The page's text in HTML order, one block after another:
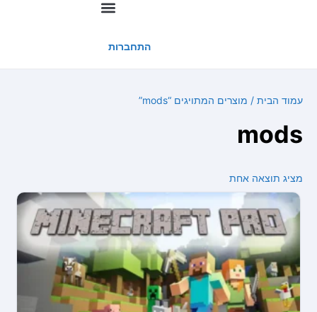
התחברות
עמוד הבית / מוצרים המתויגים “mods”
mods
מציג תוצאה אחת